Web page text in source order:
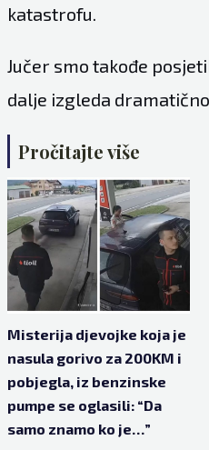
katastrofu.
Jučer smo takođe
dalje izgleda
Pročitajte više
Misterija djevojke koja je
nasula gorivo za 200KM i
pobjegla, iz benzinske
pumpe se oglasili: “Da
samo znamo ko je…”